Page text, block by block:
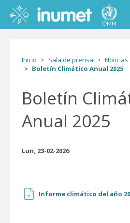
contenido
principal
Inicio Sala de prensa
Noticias
Boletín Climático Anual 2025
Boletín
Anual 2025
Lun, 23-02-2026
Informe climático del año